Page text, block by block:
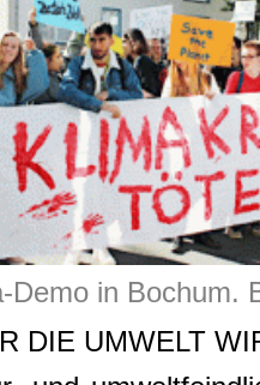
Demo in Bochum.
DIE UMWELT